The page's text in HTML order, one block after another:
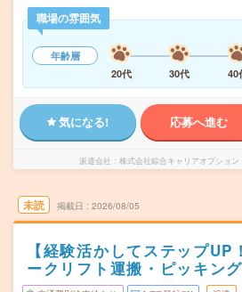
職場の雰囲気
年齢層
20代
30代 40
気になる! 応募へ進む
派遣会社 株式会社綜合キャリアオプショ
未読 掲載日 2026/08/05
【経験活かしてステップUP
ークリフト運搬・ピッキン